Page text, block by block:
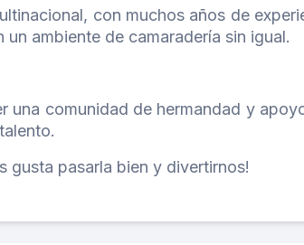
con muchos años de
ambiente de camaradería sin igual.
una comunidad de hermandad y
gusta pasarla bien y divertirnos!